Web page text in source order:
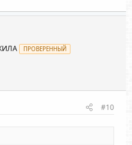
ПРОВЕРЕННЫЙ
#10